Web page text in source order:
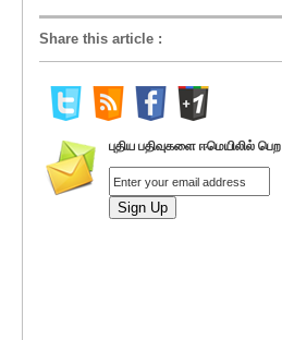
Share this article :
புதிய பதிவுகளை ஈமெயிலில் பெற